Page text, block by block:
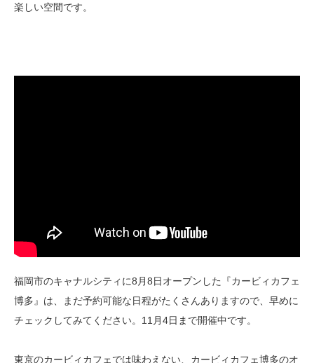
楽しい空間です。
福岡市のキャナルシティに8月8日オープンした『カービィカフェ
博多』は、まだ予約可能な日程がたくさんありますので、早めに
チェックしてみてください。11月4日まで開催中です。
東京のカービィカフェでは味わえない、カービィカフェ博多のオ